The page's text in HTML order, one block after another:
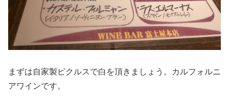
まずは自家製ピクルスで白を頂きましょう。カルフォルニ
アワインです。